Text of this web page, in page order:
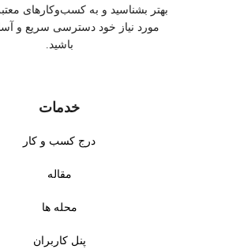
بهتر بشناسید و به کسب‌وکارهای
مورد نیاز خود دسترسی سریع و
باشید.
خدمات
درج کسب و کار
مقاله
محله ها
پنل کاربران